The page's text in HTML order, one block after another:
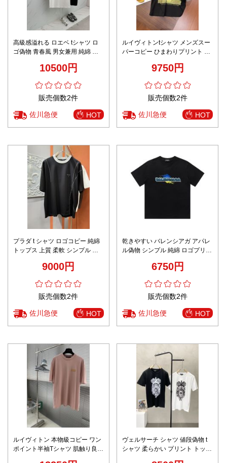
高級感溢れる ロエベ tシャツ ロ
ゴ偽物 青春風 男女兼用 純綿 半
10500円
販売個数2件
佐川急便 HOT
ルイヴィトンtシャツ メンズスー
パーコピー ひまわりプリント 半
9750円
販売個数2件
佐川急便 HOT
プラダ t シャツ ロゴコピー 純綿
トップス 上質 柔軟 シンプル ブ
9000円
販売個数2件
佐川急便 HOT
乾きやすい バレンシアガ アパレ
ル偽物 シンプル 純綿 ロゴプリン
6750円
販売個数2件
佐川急便 HOT
ルイヴィトン 本物級コピー ワン
ポイント半袖Tシャツ 肌触り良好
ヴェルサーチ シャツ 値段偽物 t
シャツ 柔らかい プリント トップ